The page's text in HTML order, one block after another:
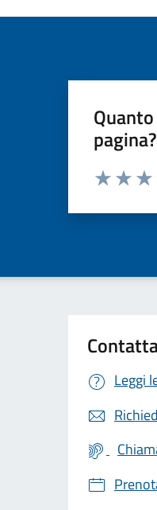
pagina?
Valuta da 1 a
Leggi